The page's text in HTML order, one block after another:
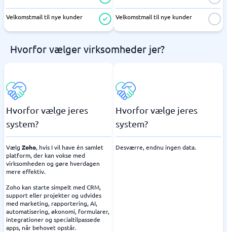
Velkomstmail til nye kunder Velkomstmail til nye kunder
Hvorfor vælger virksomheder jer?
Hvorfor vælge jeres
system?
Vælg Zoho, hvis I vil have én samlet
platform, der kan vokse med
virksomheden og gøre hverdagen
mere effektiv.
Zoho kan starte simpelt med CRM,
support eller projekter og udvides
med marketing, rapportering, AI,
automatisering, økonomi, formularer,
integrationer og specialtilpassede
apps, når behovet opstår.
Hvorfor vælge jeres
system?
Desværre, endnu ingen data.